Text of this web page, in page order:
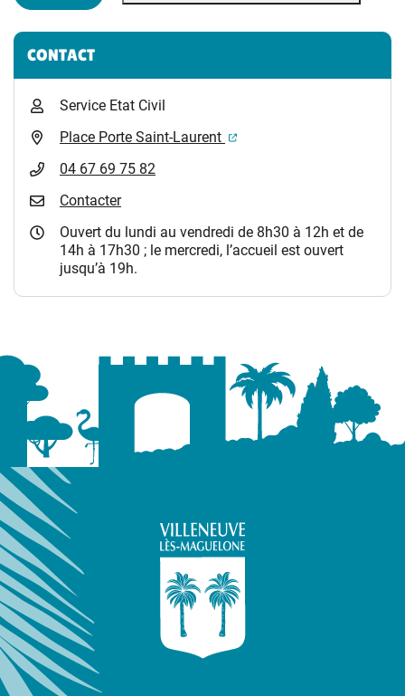
Informations complémentaires
CONTACT
Service Etat Civil
Place Porte Saint-Laurent
(ouverture dans un
04 67 69 75 82
Contacter
Ouvert du lundi au vendredi de 8h30 à 12h et de
14h à 17h30 ; le mercredi, l’accueil est ouvert
jusqu’à 19h.